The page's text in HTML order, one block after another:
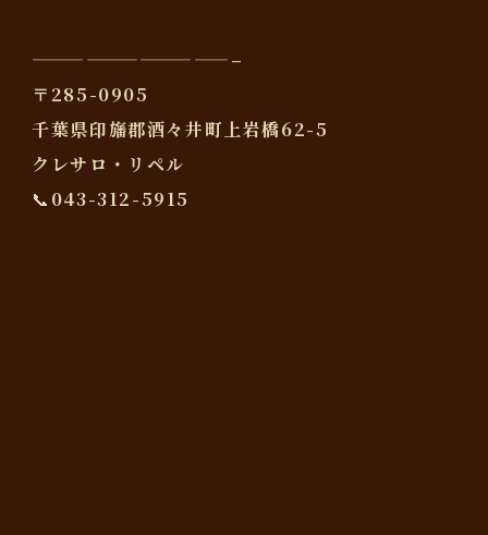
———————————–
〒285-0905
千葉県印旛郡酒々井町上岩橋62-5
クレサロ・リペル
📞043-312-5915